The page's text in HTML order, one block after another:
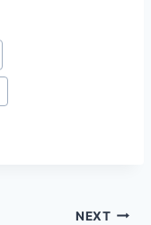
NEXT